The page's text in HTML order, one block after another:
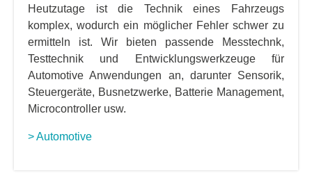
Heutzutage ist die Technik eines Fahrzeugs
komplex, wodurch ein möglicher Fehler schwer zu
ermitteln ist. Wir bieten passende Messtechnk,
Testtechnik und Entwicklungswerkzeuge für
Automotive Anwendungen an, darunter Sensorik,
Steuergeräte, Busnetzwerke, Batterie Management,
Microcontroller usw.
> Automotive